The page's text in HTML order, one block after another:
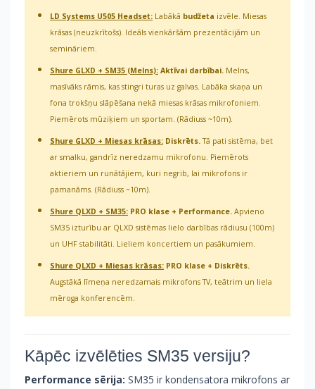
LD Systems U505 Headset: Labākā budžeta izvēle. Miesas
krāsas (neuzkrītošs). Ideāls vienkāršām prezentācijām un
semināriem.
Shure GLXD + SM35 (Melns): Aktīvai darbībai. Melns,
masīvāks rāmis, kas stingri turas uz galvas. Labāka skaņa un
fona trokšņu slāpēšana nekā miesas krāsas mikrofoniem.
Piemērots mūziķiem un sportam. (Rādiuss ~10m).
Shure GLXD + Miesas krāsas: Diskrēts. Tā pati sistēma, bet
ar smalku, gandrīz neredzamu mikrofonu. Piemērots
aktieriem un runātājiem, kuri negrib, lai mikrofons ir
pamanāms. (Rādiuss ~10m).
Shure QLXD + SM35: PRO klase + Performance. Apvieno
SM35 izturību ar QLXD sistēmas lielo darbības rādiusu (100m)
un UHF stabilitāti. Lieliem koncertiem un pasākumiem.
Shure QLXD + Miesas krāsas: PRO klase + Diskrēts.
Augstākā līmeņa neredzamais mikrofons TV, teātrim un liela
mēroga konferencēm.
Kāpēc izvēlēties SM35 versiju?
Performance sērija: SM35 ir kondensatora mikrofons ar